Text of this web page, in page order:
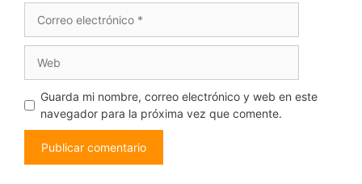
Guarda mi nombre, correo electrónico y web en este
navegador para la próxima vez que comente.